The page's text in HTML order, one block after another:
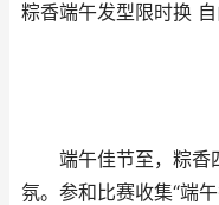
粽香端午发型限时换
端午佳节至，粽香
氛。参和比赛收集“端